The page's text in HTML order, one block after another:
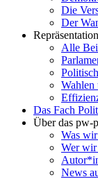
Die
Der
Alle
Wahlen
Das Fach
Über das pw-
Was
Wer wir
News